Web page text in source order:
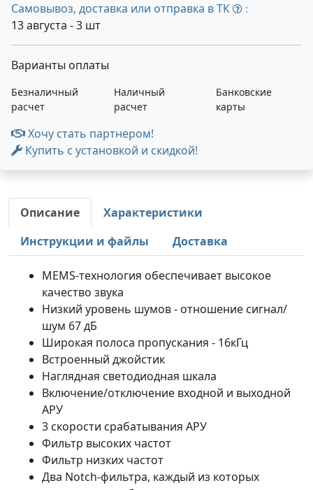
Самовывоз, доставка или отправка в ТК
:
13 августа - 3 шт
Варианты оплаты
Безналичный
расчет
Наличный
расчет
Банковские
карты
Хочу стать партнером!
Купить с установкой и скидкой!
Описание
Характеристики
Инструкции и файлы
Доставка
MEMS-технология обеспечивает высокое
качество звука
Низкий уровень шумов - отношение сигнал/
шум 67 дБ
Широкая полоса пропускания - 16кГц
Встроенный джойстик
Наглядная светодиодная шкала
Включение/отключение входной и выходной
АРУ
3 скорости срабатывания АРУ
Фильтр высоких частот
Фильтр низких частот
Два Notch-фильтра, каждый из которых